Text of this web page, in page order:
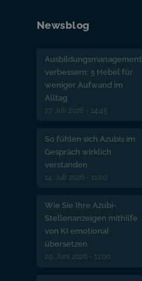
Newsblog
Ausbildungsmanagement
verbessern: 5 Hebel für
weniger Aufwand im
Alltag
27. Juli 2026 - 14:45
So fühlen sich Azubis im
Gespräch wirklich
verstanden
14. Juli 2026 - 11:00
Wie Sie Ihre Azubi-
Stellenanzeigen mithilfe
von KI emotional
übersetzen
29. Juni 2026 - 11:00